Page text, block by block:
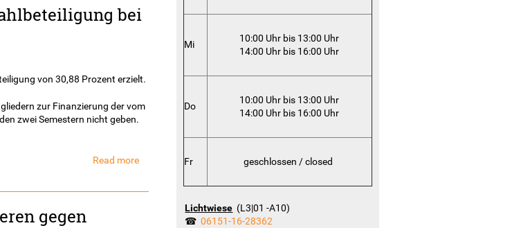
Studierenden
nicht
Alternativen
Studiengebühren.
bei
von 30,88 Prozent erzielt.
zur Finanzierung der vom
zwei Semestern nicht geben.
Read moreabout
Darmstadt
gegen
Mi
10:00 Uhr bis 13:00 Uhr
14:00 Uhr bis 16:00 Uhr
Do
10:00 Uhr bis 13:00 Uhr
14:00 Uhr bis 16:00 Uhr
Fr geschlossen / closed
Lichtwiese (L3|01 -A10)
☎06151-16-28362